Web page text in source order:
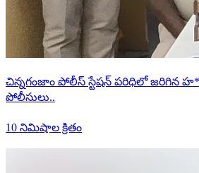
చిన్నగంజాం పోలీస్ స్టేషన్ పరిధిలో జరిగిన
పోలీసులు..
10 నిమిషాల క్రితం